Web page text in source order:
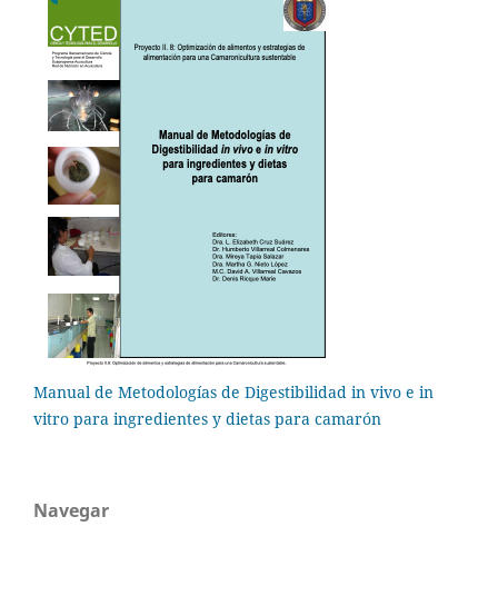
Manual de Metodologías de Digestibilidad in vivo e in
vitro para ingredientes y dietas para camarón
Navegar